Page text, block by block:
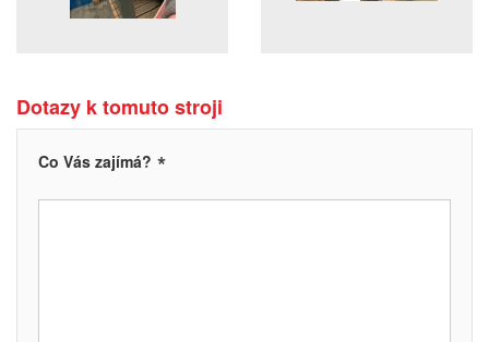
Dotazy k tomuto stroji
Co Vás zajímá? *